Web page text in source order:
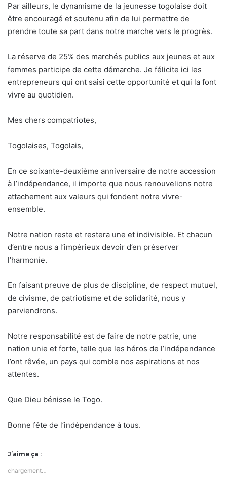
Par ailleurs, le dynamisme de la jeunesse togolaise doit
être encouragé et soutenu afin de lui permettre de
prendre toute sa part dans notre marche vers le progrès.
La réserve de 25% des marchés publics aux jeunes et aux
femmes participe de cette démarche. Je félicite ici les
entrepreneurs qui ont saisi cette opportunité et qui la font
vivre au quotidien.
Mes chers compatriotes,
Togolaises, Togolais,
En ce soixante-deuxième anniversaire de notre accession
à l’indépendance, il importe que nous renouvelions notre
attachement aux valeurs qui fondent notre vivre-
ensemble.
Notre nation reste et restera une et indivisible. Et chacun
d’entre nous a l’impérieux devoir d’en préserver
l’harmonie.
En faisant preuve de plus de discipline, de respect mutuel,
de civisme, de patriotisme et de solidarité, nous y
parviendrons.
Notre responsabilité est de faire de notre patrie, une
nation unie et forte, telle que les héros de l’indépendance
l’ont rêvée, un pays qui comble nos aspirations et nos
attentes.
Que Dieu bénisse le Togo.
Bonne fête de l’indépendance à tous.
J’aime ça :
chargement…